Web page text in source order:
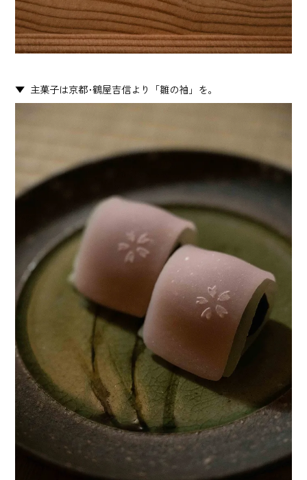
主菓子は京都･鶴屋吉信より「雛の袖」を。